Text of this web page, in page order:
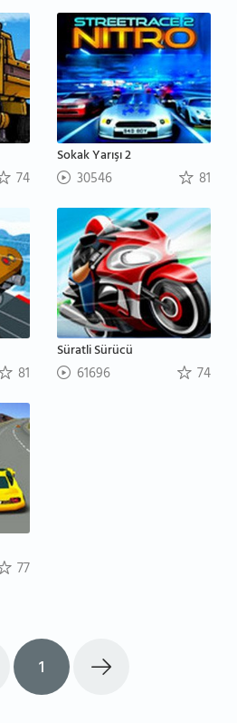
74
Sokak Yarışı 2
30546 81
81
Süratli Sürücü
61696 74
77
1